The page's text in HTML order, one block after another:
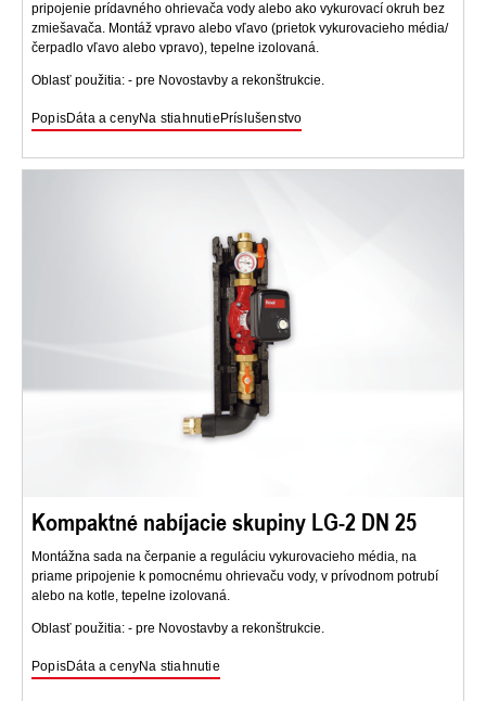
pripojenie prídavného ohrievača vody alebo ako vykurovací okruh bez
zmiešavača. Montáž vpravo alebo vľavo (prietok vykurovacieho média/
čerpadlo vľavo alebo vpravo), tepelne izolovaná.
Oblasť použitia: - pre Novostavby a rekonštrukcie.
PopisDáta a cenyNa stiahnutie Príslušenstvo
Kompaktné nabíjacie skupiny LG-2 DN 25
Montážna sada na čerpanie a reguláciu vykurovacieho média, na
priame pripojenie k pomocnému ohrievaču vody, v prívodnom potrubí
alebo na kotle, tepelne izolovaná.
Oblasť použitia: - pre Novostavby a rekonštrukcie.
PopisDáta a cenyNa stiahnutie